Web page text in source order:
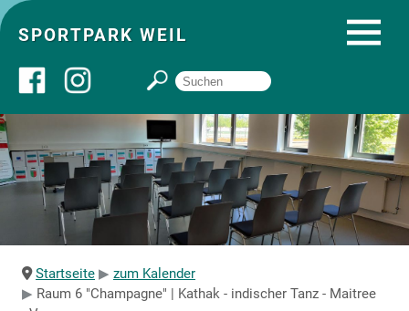
SPORTPARK WEIL
Über uns
Startseite
Angebote
Startseite
zum Kalender
Raum 6 "Champagne" | Kathak - indischer Tanz - Maitree